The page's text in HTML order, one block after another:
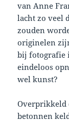
van Anne
lacht zo veel
zouden
originelen
bij fotografie
eindeloos
wel kunst?
Overprikkeld
betonnen